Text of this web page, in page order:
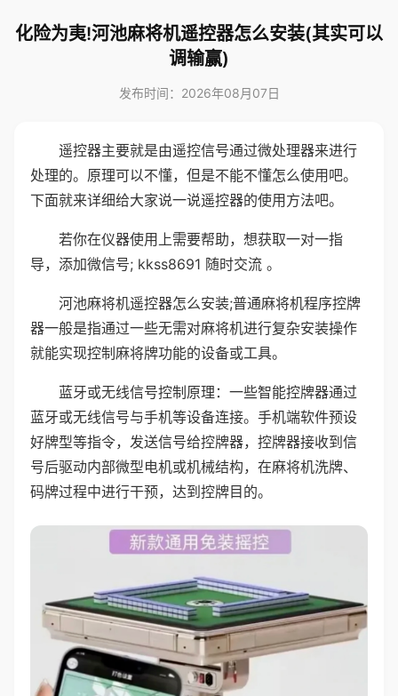
化险为夷!河池麻将机遥控器怎么安装(其实可以
调输赢)
发布时间：2026年08月07日
遥控器主要就是由遥控信号通过微处理器来进行
处理的。原理可以不懂，但是不能不懂怎么使用吧。
下面就来详细给大家说一说遥控器的使用方法吧。
若你在仪器使用上需要帮助，想获取一对一指
导，添加微信号; kkss8691 随时交流 。
河池麻将机遥控器怎么安装;普通麻将机程序控牌
器一般是指通过一些无需对麻将机进行复杂安装操作
就能实现控制麻将牌功能的设备或工具。
蓝牙或无线信号控制原理：一些智能控牌器通过
蓝牙或无线信号与手机等设备连接。手机端软件预设
好牌型等指令，发送信号给控牌器，控牌器接收到信
号后驱动内部微型电机或机械结构，在麻将机洗牌、
码牌过程中进行干预，达到控牌目的。